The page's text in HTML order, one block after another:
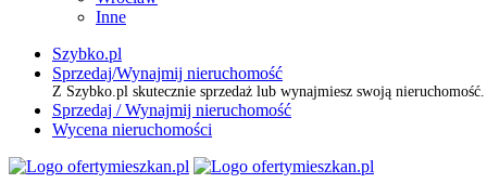
Inne
Szybko.pl
Sprzedaj/Wynajmij nieruchomość
Z Szybko.pl skutecznie sprzedaż lub wynajmiesz swoją nieruchomość.
Sprzedaj / Wynajmij nieruchomość
Wycena nieruchomości